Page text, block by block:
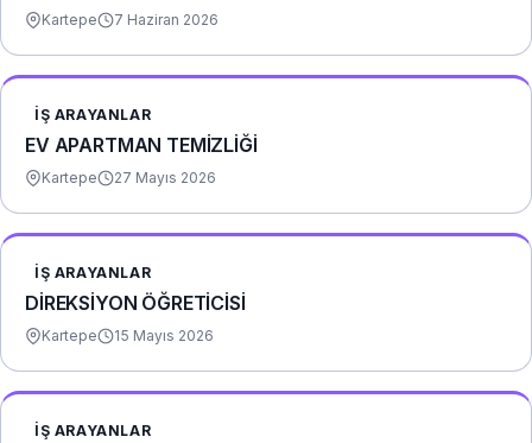
Kartepe 7 Haziran 2026
İŞ ARAYANLAR
EV APARTMAN TEMİZLİĞİ
Kartepe 27 Mayıs 2026
İŞ ARAYANLAR
DİREKSİYON ÖĞRETİCİSİ
Kartepe 15 Mayıs 2026
İŞ ARAYANLAR